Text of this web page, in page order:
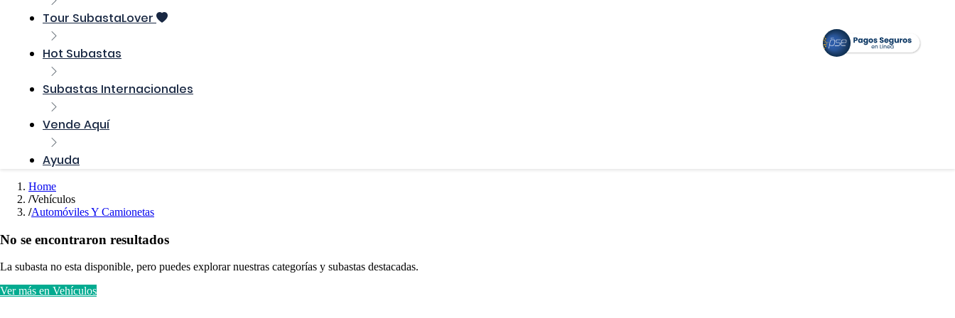
Tour SubastaLover
Hot Subastas
Subastas Internacionales
Vende Aquí
Ayuda
Home
Vehículos
Automóviles Y Camionetas
No se encontraron resultados
La subasta no esta disponible, pero puedes explorar nuestras categorías y subastas destacadas.
Ver más en Vehículos